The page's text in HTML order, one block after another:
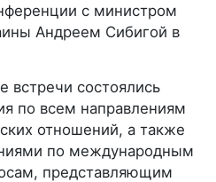
с министром
Андреем Сибигой в
встречи состоялись
по всем направлениям
отношений, а также
по международным
представляющим